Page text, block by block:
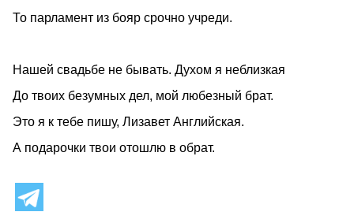
То парламент из бояр срочно учреди.
Нашей свадьбе не бывать. Духом я неблизкая
До твоих безумных дел, мой любезный брат.
Это я к тебе пишу, Лизавет Английская.
А подарочки твои отошлю в обрат.